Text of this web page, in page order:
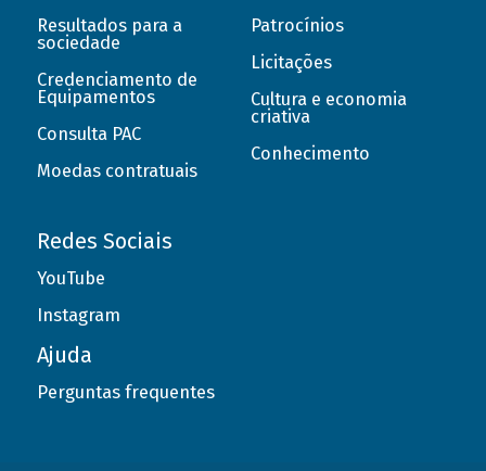
Resultados para a
sociedade
Credenciamento de
Equipamentos
Consulta PAC
Moedas contratuais
Patrocínios
Licitações
Cultura e economia
criativa
Conhecimento
Redes Sociais
YouTube
Instagram
Ajuda
Perguntas frequentes